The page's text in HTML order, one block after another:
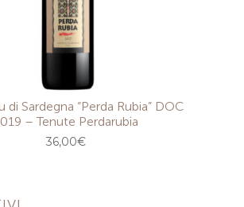
di Sardegna “Perda Rubia” DOC
– Tenute Perdarubia
36,00€